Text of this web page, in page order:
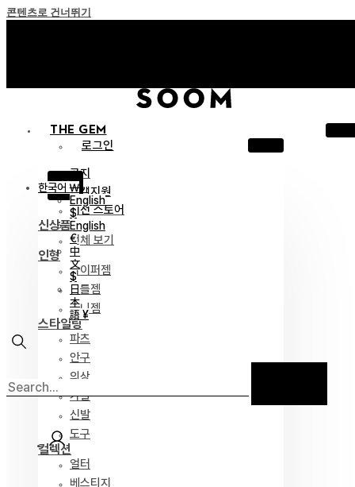
콘텐츠로 건너뛰기
THE GEM
로그인
X
공지
고객지원
이전 스토어
신상품
전체 보기
인형
하이퍼젬
리틀젬
티니젬
스타일링
파츠
안구
의상
가발
신발
도구
컬렉션
얼터
베스티지
한국어 ￦
English
$
English
€
中
文
$
日
本
語 ¥